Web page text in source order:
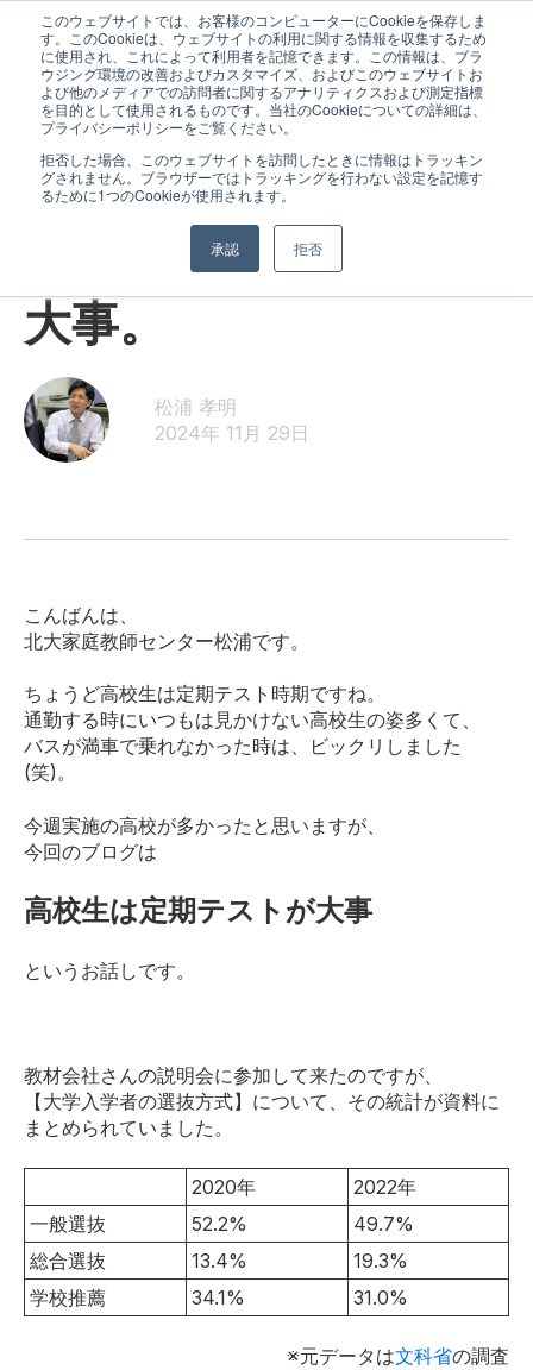
このウェブサイトでは、お客様のコンピューターにCookieを保存しま
す。このCookieは、ウェブサイトの利用に関する情報を収集するため
に使用され、これによって利用者を記憶できます。この情報は、ブラ
ウジング環境の改善およびカスタマイズ、およびこのウェブサイトお
よび他のメディアでの訪問者に関するアナリティクスおよび測定指標
を目的として使用されるものです。当社のCookieについての詳細は、
プライバシーポリシーをご覧ください。
拒否した場合、このウェブサイトを訪問したときに情報はトラッキン
グされません。ブラウザーではトラッキングを行わない設定を記憶す
るために1つのCookieが使用されます。
承認 拒否
スタッフより
高校生は定期テストが
大事。
松浦 孝明
2024年 11月 29日
こんばんは、
北大家庭教師センター松浦です。
ちょうど高校生は定期テスト時期ですね。
通勤する時にいつもは見かけない高校生の姿多くて、
バスが満車で乗れなかった時は、ビックリしました
(笑)。
今週実施の高校が多かったと思いますが、
今回のブログは
高校生は定期テストが大事
というお話しです。
教材会社さんの説明会に参加して来たのですが、
【大学入学者の選抜方式】について、その統計が資料に
まとめられていました。
2020年
2022年
一般選抜
52.2%
49.7%
総合選抜
13.4%
19.3%
学校推薦
34.1% 31.0%
※元データは文科省の調査